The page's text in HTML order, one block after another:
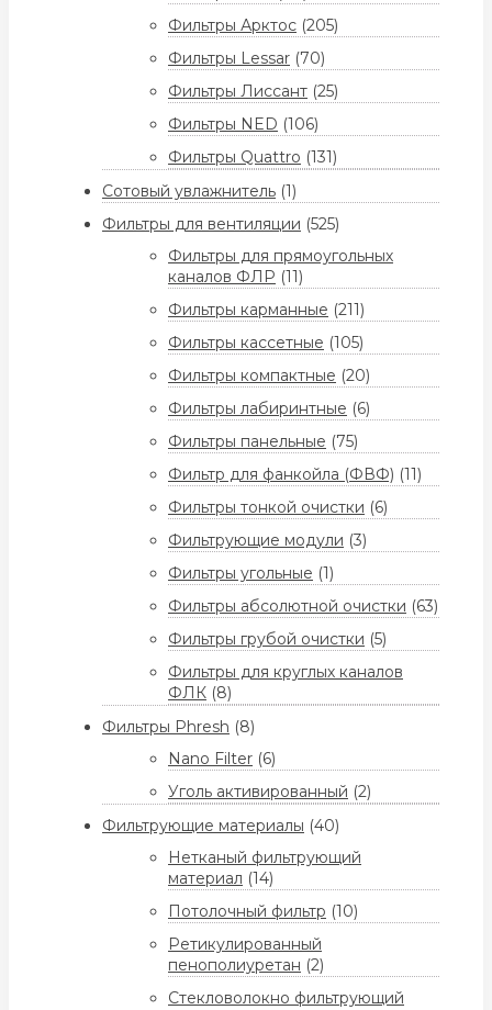
Фильтры Арктос (205)
Фильтры Lessar (70)
Фильтры Лиссант (25)
Фильтры NED (106)
Фильтры Quattro (131)
Сотовый увлажнитель (1)
Фильтры для вентиляции (525)
Фильтры для прямоугольных
каналов ФЛР (11)
Фильтры карманные (211)
Фильтры кассетные (105)
Фильтры компактные (20)
Фильтры лабиринтные (6)
Фильтры панельные (75)
Фильтр для фанкойла (ФВФ) (11)
Фильтры тонкой очистки (6)
Фильтрующие модули (3)
Фильтры угольные (1)
Фильтры абсолютной очистки (63)
Фильтры грубой очистки (5)
Фильтры для круглых каналов
ФЛК (8)
Фильтры Phresh (8)
Nano Filter (6)
Уголь активированный (2)
Фильтрующие материалы (40)
Нетканый фильтрующий
материал (14)
Потолочный фильтр (10)
Ретикулированный
пенополиуретан (2)
Стекловолокно фильтрующий